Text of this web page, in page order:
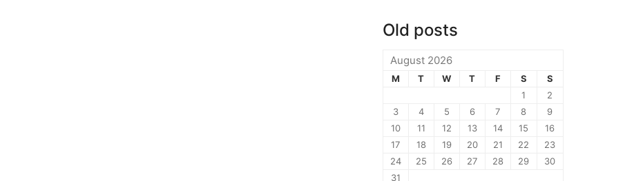
Old posts
August 2026
M T W T F S
S
1
2
3
4 5 6 7 8
9
10
11 12 13 14 15
16
17
18 19 20 21 22
23
24
25 26 27 28 29
30
31